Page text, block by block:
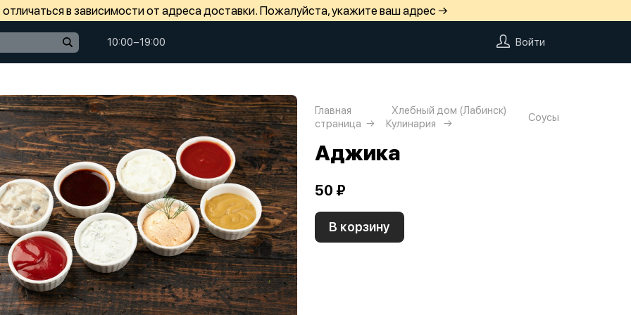
в зависимости от адреса доставки. Пожалуйста, укажите ваш адрес →
10:00−19:00 Войти
Главная
страница
Хлебный дом (Лабинск)
Кулинария
Соусы
Аджика
50 ₽
В корзину